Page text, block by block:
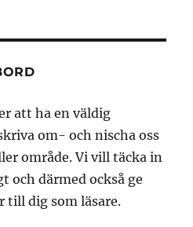
att ha en väldig
om- och nischa oss
område. Vi vill täcka in
och därmed också ge
till dig som läsare.